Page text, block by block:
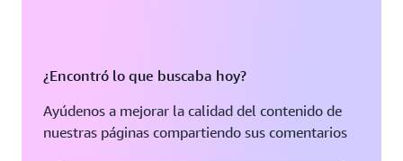
¿Encontró lo que buscaba hoy?
Ayúdenos a mejorar la calidad del contenido de
nuestras páginas compartiendo sus comentarios